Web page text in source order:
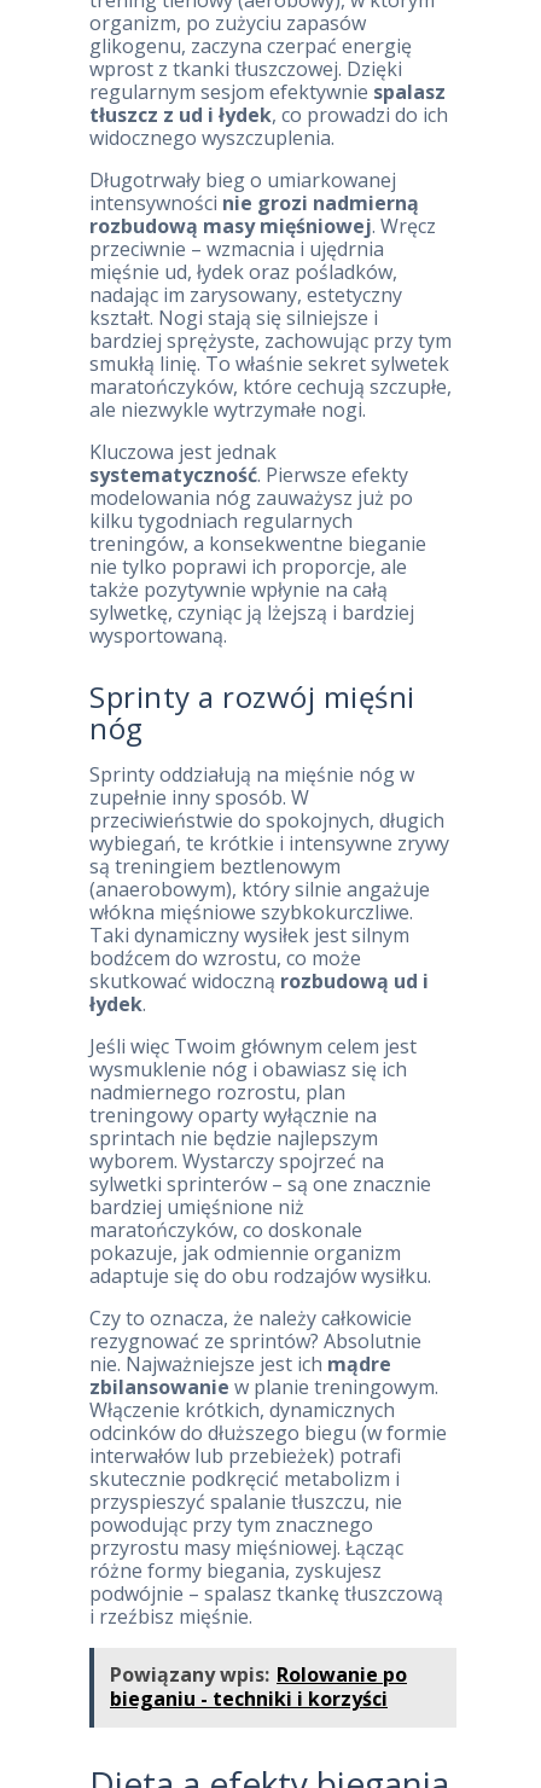
organizm, po zużyciu zapasów
glikogenu, zaczyna czerpać energię
wprost z tkanki tłuszczowej. Dzięki
regularnym sesjom efektywnie spalasz
tłuszcz z ud i łydek, co prowadzi do ich
widocznego wyszczuplenia.
Długotrwały bieg o umiarkowanej
intensywności nie grozi nadmierną
rozbudową masy mięśniowej. Wręcz
przeciwnie – wzmacnia i ujędrnia
mięśnie ud, łydek oraz pośladków,
nadając im zarysowany, estetyczny
kształt. Nogi stają się silniejsze i
bardziej sprężyste, zachowując przy tym
smukłą linię. To właśnie sekret sylwetek
maratończyków, które cechują szczupłe,
ale niezwykle wytrzymałe nogi.
Kluczowa jest jednak
systematyczność. Pierwsze efekty
modelowania nóg zauważysz już po
kilku tygodniach regularnych
treningów, a konsekwentne bieganie
nie tylko poprawi ich proporcje, ale
także pozytywnie wpłynie na całą
sylwetkę, czyniąc ją lżejszą i bardziej
wysportowaną.
Sprinty a rozwój mięśni
nóg
Sprinty oddziałują na mięśnie nóg w
zupełnie inny sposób. W
przeciwieństwie do spokojnych, długich
wybiegań, te krótkie i intensywne zrywy
są treningiem beztlenowym
(anaerobowym), który silnie angażuje
włókna mięśniowe szybkokurczliwe.
Taki dynamiczny wysiłek jest silnym
bodźcem do wzrostu, co może
skutkować widoczną rozbudową ud i
łydek.
Jeśli więc Twoim głównym celem jest
wysmuklenie nóg i obawiasz się ich
nadmiernego rozrostu, plan
treningowy oparty wyłącznie na
sprintach nie będzie najlepszym
wyborem. Wystarczy spojrzeć na
sylwetki sprinterów – są one znacznie
bardziej umięśnione niż
maratończyków, co doskonale
pokazuje, jak odmiennie organizm
adaptuje się do obu rodzajów wysiłku.
Czy to oznacza, że należy całkowicie
rezygnować ze sprintów? Absolutnie
nie. Najważniejsze jest ich mądre
zbilansowanie w planie treningowym.
Włączenie krótkich, dynamicznych
odcinków do dłuższego biegu (w formie
interwałów lub przebieżek) potrafi
skutecznie podkręcić metabolizm i
przyspieszyć spalanie tłuszczu, nie
powodując przy tym znacznego
przyrostu masy mięśniowej. Łącząc
różne formy biegania, zyskujesz
podwójnie – spalasz tkankę tłuszczową
i rzeźbisz mięśnie.
Powiązany wpis: Rolowanie po
bieganiu - techniki i korzyści